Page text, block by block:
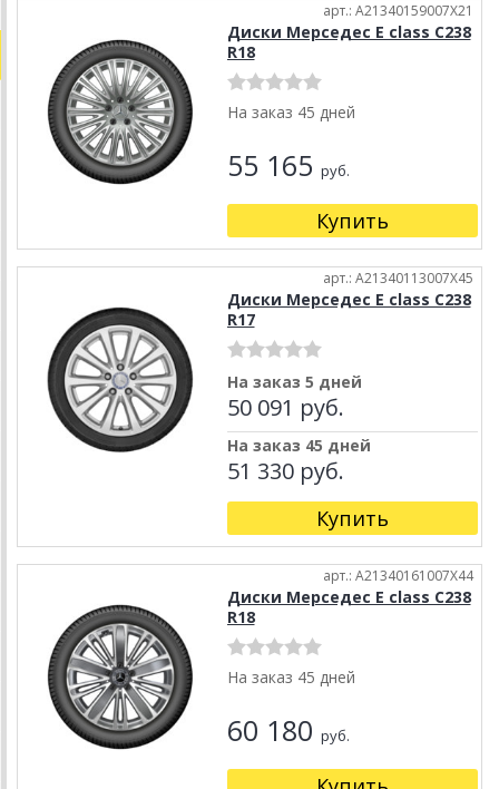
арт.: A21340159007X21
Диски Мерседес E class C238
R18
На заказ 45 дней
55 165 руб.
Купить
арт.: A21340113007X45
Диски Мерседес E class C238
R17
На заказ 5 дней
50 091 руб.
На заказ 45 дней
51 330 руб.
Купить
арт.: A21340161007X44
Диски Мерседес E class C238
R18
На заказ 45 дней
60 180 руб.